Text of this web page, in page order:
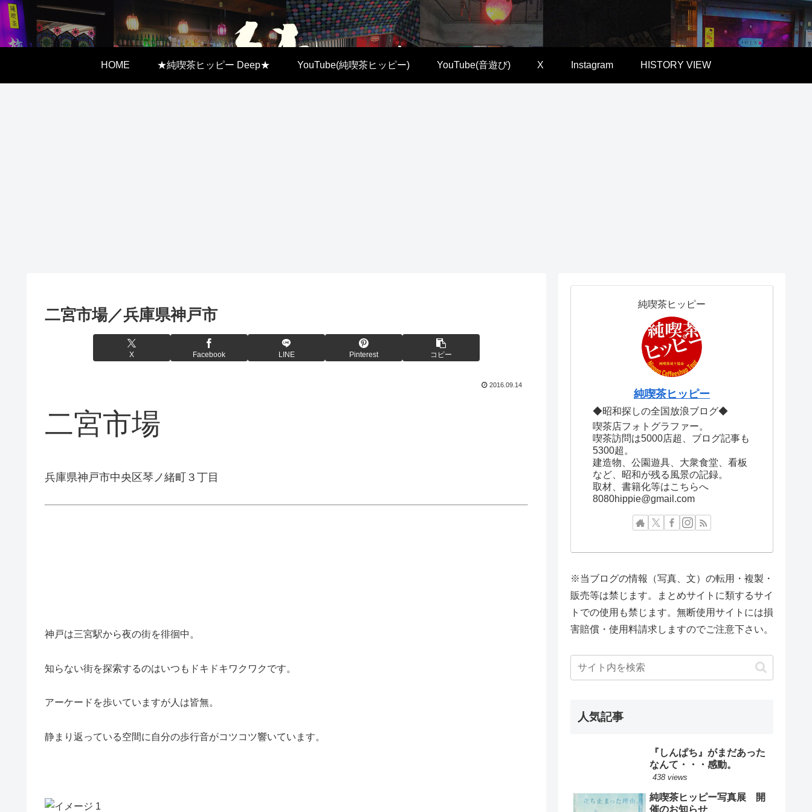
HOME ★純喫茶ヒッピー Deep★ YouTube(純喫茶ヒッピー) YouTube(音遊び) X Instagram HISTORY VIEW
二宮市場／兵庫県神戸市
X Facebook LINE Pinterest コピー
2016.09.14
二宮市場
兵庫県神戸市中央区琴ノ緒町３丁目
神戸は三宮駅から夜の街を徘徊中。
知らない街を探索するのはいつもドキドキワクワクです。
アーケードを歩いていますが人は皆無。
静まり返っている空間に自分の歩行音がコツコツ響いています。
純喫茶ヒッピー
純喫茶ヒッピー
◆昭和探しの全国放浪ブログ◆
喫茶店フォトグラファー。
喫茶訪問は5000店超、ブログ記事も
5300超。
建造物、公園遊具、大衆食堂、看板
など、昭和が残る風景の記録。
取材、書籍化等はこちらへ
8080hippie@gmail.com
※当ブログの情報（写真、文）の転用・複製・
販売等は禁じます。まとめサイトに類するサイ
トでの使用も禁じます。無断使用サイトには損
害賠償・使用料請求しますのでご注意下さい。
人気記事
『しんぱち』がまだあった
なんて・・・感動。
438 views
純喫茶ヒッピー写真展 開
催のお知らせ